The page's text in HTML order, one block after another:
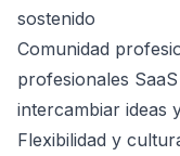
sostenido
Comunidad
profesionales
intercambiar ideas
Flexibilidad y